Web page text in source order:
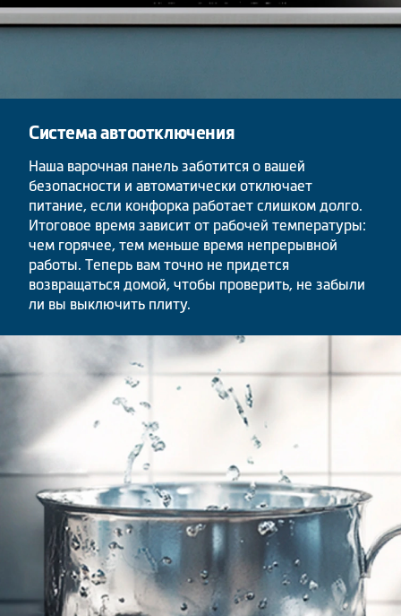
Система автоотключения
Наша варочная панель заботится о вашей
безопасности и автоматически отключает
питание, если конфорка работает слишком долго.
Итоговое время зависит от рабочей температуры:
чем горячее, тем меньше время непрерывной
работы. Теперь вам точно не придется
возвращаться домой, чтобы проверить, не забыли
ли вы выключить плиту.